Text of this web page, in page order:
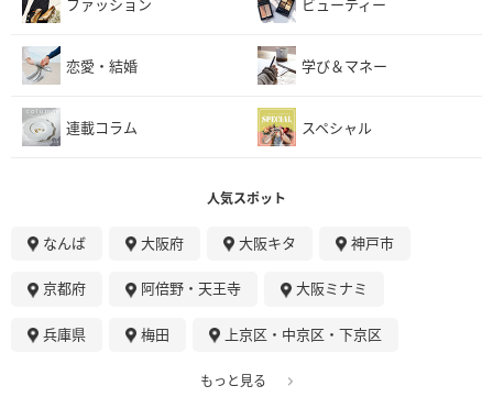
恋愛・結婚 学び＆マネー
連載コラム スペシャル
人気スポット
なんば 大阪府 大阪キタ 神戸市
京都府 阿倍野・天王寺 大阪ミナミ
兵庫県 梅田 上京区・中京区・下京区
もっと見る